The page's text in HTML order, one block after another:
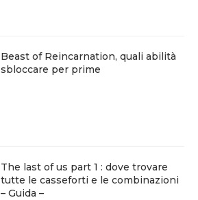
Beast of Reincarnation, quali abilità
sbloccare per prime
The last of us part 1 : dove trovare
tutte le casseforti e le combinazioni
– Guida –